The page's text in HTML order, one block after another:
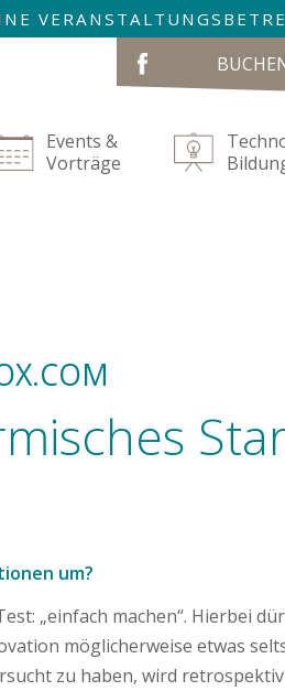
NAVIGATION
ÜBERSPRINGEN
Events &
Vorträge
um?
„einfach machen“. Hierbei
möglicherweise etwas
zu haben, wird